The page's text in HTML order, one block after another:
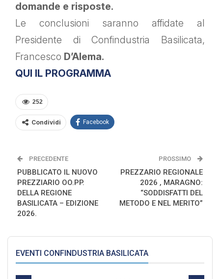
domande e risposte.
Le conclusioni saranno affidate al
Presidente di Confindustria Basilicata,
Francesco D’Alema.
QUI IL PROGRAMMA
252
Condividi Facebook
PRECEDENTE
PUBBLICATO IL NUOVO
PREZZIARIO OO.PP.
DELLA REGIONE
BASILICATA – EDIZIONE
2026.
PROSSIMO
PREZZARIO REGIONALE
2026 , MARAGNO:
“SODDISFATTI DEL
METODO E NEL MERITO”
EVENTI CONFINDUSTRIA BASILICATA